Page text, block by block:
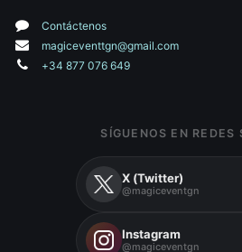
Contáctenos
magiceventtgn@gmail.com
+34 877 076 649
SÍGUENOS EN REDES
X (Twitter)
@magiceventgn
Instagram
@magiceventgn